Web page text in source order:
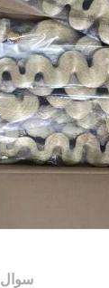
سوال1: چند بسته لازم دارم؟